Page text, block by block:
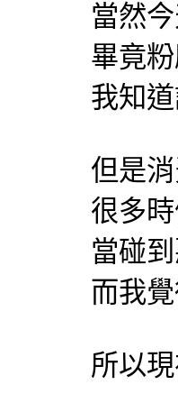
當然
畢竟
我知
但是
很多
當碰
而我
所以